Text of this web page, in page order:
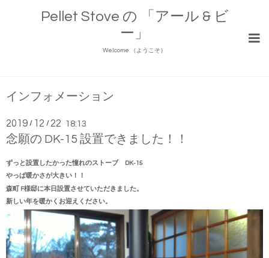
Pellet Stove の 「アール & ビ
ー」
Welcome （ようこそ）
インフォメーション
2019 / 12 / 22 18:13
念願の DK-15 設置できました！！
ずっと設置したかった憧れのストーブ
DK-15
やっぱ暖かさが大きい！！
森町 F様邸に本日設置させていただきました。
新しい年を暖かくお迎えください。